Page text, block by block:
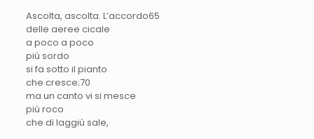
Ascolta, ascolta. L’accordo65
delle aeree cicale
a poco a poco
più sordo
si fa sotto il pianto
che cresce;70
ma un canto vi si mesce
più roco
che di laggiù sale,